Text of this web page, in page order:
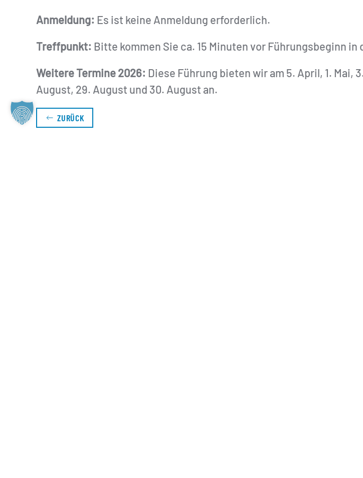
Anmeldung: Es ist keine Anmeldung erforderlich.
Treffpunkt: Bitte kommen Sie ca. 15 Minuten vor Führungsbeginn
Weitere Termine 2026: Diese Führung bieten wir am 5. April, 1. Mai,
August, 29. August und 30. August an.
ZURÜCK